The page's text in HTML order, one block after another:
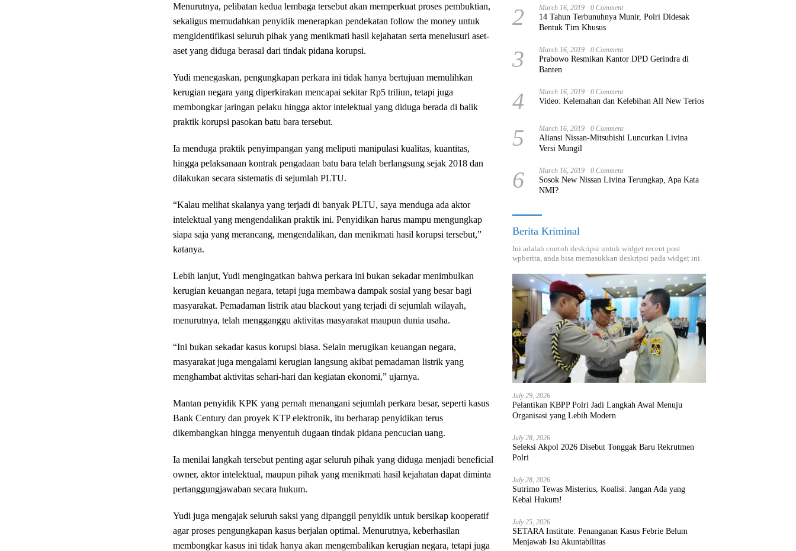
Menurutnya, pelibatan kedua lembaga tersebut akan memperkuat proses pembuktian,
sekaligus memudahkan penyidik menerapkan pendekatan follow the money untuk
mengidentifikasi seluruh pihak yang menikmati hasil kejahatan serta menelusuri aset-
aset yang diduga berasal dari tindak pidana korupsi.
Yudi menegaskan, pengungkapan perkara ini tidak hanya bertujuan memulihkan
kerugian negara yang diperkirakan mencapai sekitar Rp5 triliun, tetapi juga
membongkar jaringan pelaku hingga aktor intelektual yang diduga berada di balik
praktik korupsi pasokan batu bara tersebut.
Ia menduga praktik penyimpangan yang meliputi manipulasi kualitas, kuantitas,
hingga pelaksanaan kontrak pengadaan batu bara telah berlangsung sejak 2018 dan
dilakukan secara sistematis di sejumlah PLTU.
“Kalau melihat skalanya yang terjadi di banyak PLTU, saya menduga ada aktor
intelektual yang mengendalikan praktik ini. Penyidikan harus mampu mengungkap
siapa saja yang merancang, mengendalikan, dan menikmati hasil korupsi tersebut,”
katanya.
Lebih lanjut, Yudi mengingatkan bahwa perkara ini bukan sekadar menimbulkan
kerugian keuangan negara, tetapi juga membawa dampak sosial yang besar bagi
masyarakat. Pemadaman listrik atau blackout yang terjadi di sejumlah wilayah,
menurutnya, telah mengganggu aktivitas masyarakat maupun dunia usaha.
“Ini bukan sekadar kasus korupsi biasa. Selain merugikan keuangan negara,
masyarakat juga mengalami kerugian langsung akibat pemadaman listrik yang
menghambat aktivitas sehari-hari dan kegiatan ekonomi,” ujarnya.
Mantan penyidik KPK yang pernah menangani sejumlah perkara besar, seperti kasus
Bank Century dan proyek KTP elektronik, itu berharap penyidikan terus
dikembangkan hingga menyentuh dugaan tindak pidana pencucian uang.
Ia menilai langkah tersebut penting agar seluruh pihak yang diduga menjadi beneficial
owner, aktor intelektual, maupun pihak yang menikmati hasil kejahatan dapat diminta
pertanggungjawaban secara hukum.
Yudi juga mengajak seluruh saksi yang dipanggil penyidik untuk bersikap kooperatif
agar proses pengungkapan kasus berjalan optimal. Menurutnya, keberhasilan
membongkar kasus ini tidak hanya akan mengembalikan kerugian negara, tetapi juga
2 March 16, 2019 0 Comment
14 Tahun Terbunuhnya Munir, Polri Didesak
Bentuk Tim Khusus
3 March 16, 2019 0 Comment
Prabowo Resmikan Kantor DPD Gerindra di
Banten
4 March 16, 2019 0 Comment
Video: Kelemahan dan Kelebihan All New Terios
5 March 16, 2019 0 Comment
Aliansi Nissan-Mitsubishi Luncurkan Livina
Versi Mungil
6 March 16, 2019 0 Comment
Sosok New Nissan Livina Terungkap, Apa Kata
NMI?
Berita Kriminal
Ini adalah contoh deskripsi untuk widget recent post
wpberita, anda bisa memasukkan deskripsi pada widget ini.
July 29, 2026
Pelantikan KBPP Polri Jadi Langkah Awal Menuju
Organisasi yang Lebih Modern
July 28, 2026
Seleksi Akpol 2026 Disebut Tonggak Baru Rekrutmen
Polri
July 28, 2026
Sutrimo Tewas Misterius, Koalisi: Jangan Ada yang
Kebal Hukum!
July 25, 2026
SETARA Institute: Penanganan Kasus Febrie Belum
Menjawab Isu Akuntabilitas